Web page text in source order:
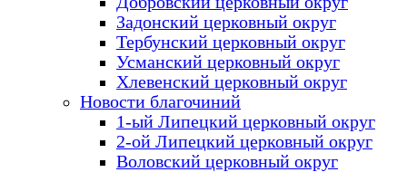
Задонский церковный округ
Тербунский церковный округ
Усманский церковный округ
Хлевенский церковный округ
Новости благочиний
1-ый Липецкий церковный округ
2-ой Липецкий церковный округ
Воловский церковный округ